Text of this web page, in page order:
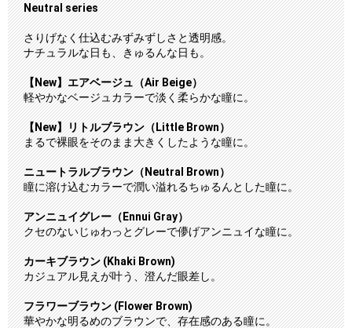
Neutral series
さりげなく仕込むみずみずしさと透明感。
ナチュラルな日も、きゅるんな日も。
【New】エアベージュ（Air Beige）
軽やかなベージュカラーで淡く柔らかな瞳に。
【New】リトルブラウン（Little Brown）
まるで裸眼をそのまま大きくしたような瞳に。
ニュートラルブラウン（Neutral Brown）
瞳に溶け込むカラーで潤い溢れるちゅるんとした瞳に。
アンニュイグレー（Ennui Gray）
クセのないじゅわっとグレーで儚げアンニュイな瞳に。
カーキブラウン (Khaki Brown)
カジュアル見えが叶う、澄んだ眼差し。
フラワーブラウン (Flower Brown)
華やかな明るめのブラウンで、存在感のある瞳に。